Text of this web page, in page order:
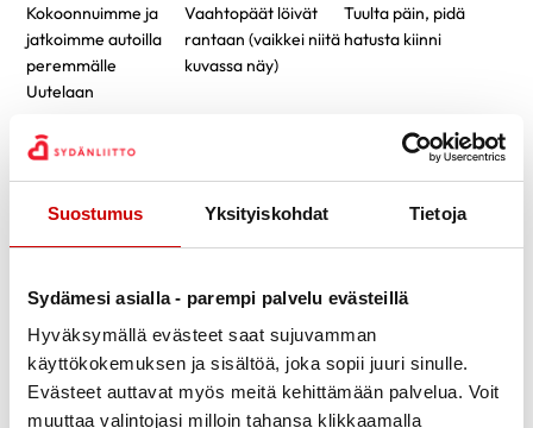
Suostumus Yksityiskohdat Tietoja
Sydämesi asialla - parempi palvelu evästeillä
Hyväksymällä evästeet saat sujuvamman
käyttökokemuksen ja sisältöä, joka sopii juuri sinulle.
Evästeet auttavat myös meitä kehittämään palvelua. Voit
muuttaa valintojasi milloin tahansa klikkaamalla
Kokoonnuimme ja
jatkoimme autoilla
peremmälle
Uutelaan
Vaahtopäät löivät
rantaan (vaikkei niitä
kuvassa näy)
Tuulta päin, pidä
hatusta kiinni